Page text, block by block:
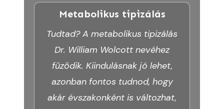
Metabolikus tipizálás
Tudtad? A metabolikus tipizálás
Dr. William Wolcott nevéhez
fűződik. Kiindulásnak jó lehet,
azonban fontos tudnod, hogy
akár évszakonként is változhat,